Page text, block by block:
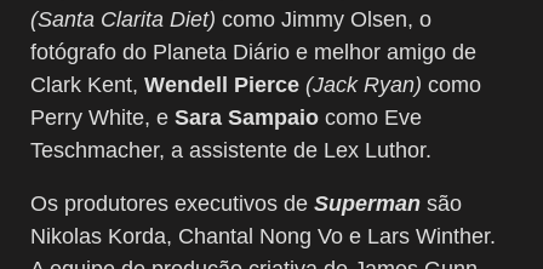
(Santa Clarita Diet) como Jimmy Olsen, o
fotógrafo do Planeta Diário e melhor amigo de
Clark Kent, Wendell Pierce (Jack Ryan) como
Perry White, e Sara Sampaio como Eve
Teschmacher, a assistente de Lex Luthor.
Os produtores executivos de Superman são
Nikolas Korda, Chantal Nong Vo e Lars Winther.